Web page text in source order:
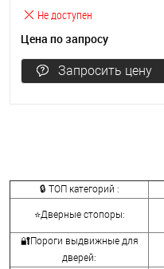
Не доступен
Цена по запросу
Запросить цену
🔒 ТОП категорий :
⭐Дверные стопоры:
🔐Пороги выдвижные для
дверей: